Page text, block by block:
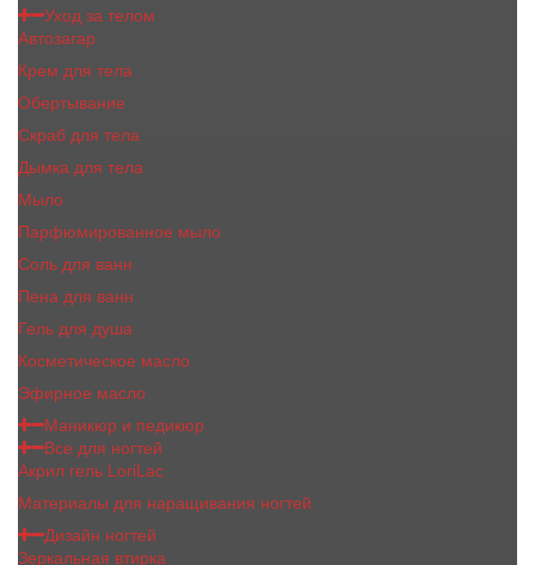
Уход за телом
Автозагар
Крем для тела
Обертывание
Скраб для тела
Дымка для тела
Мыло
Парфюмированное мыло
Соль для ванн
Пена для ванн
Гель для душа
Косметическое масло
Эфирное масло
Маникюр и педикюр
Все для ногтей
Акрил гель LoriLac
Материалы для наращивания ногтей
Дизайн ногтей
Зеркальная втирка